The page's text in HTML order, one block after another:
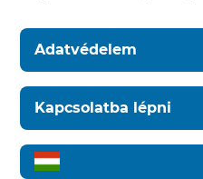
Adatvédelem
Kapcsolatba lépni